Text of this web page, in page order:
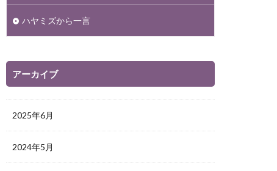
ハヤミズから一言
アーカイブ
2025年6月
2024年5月